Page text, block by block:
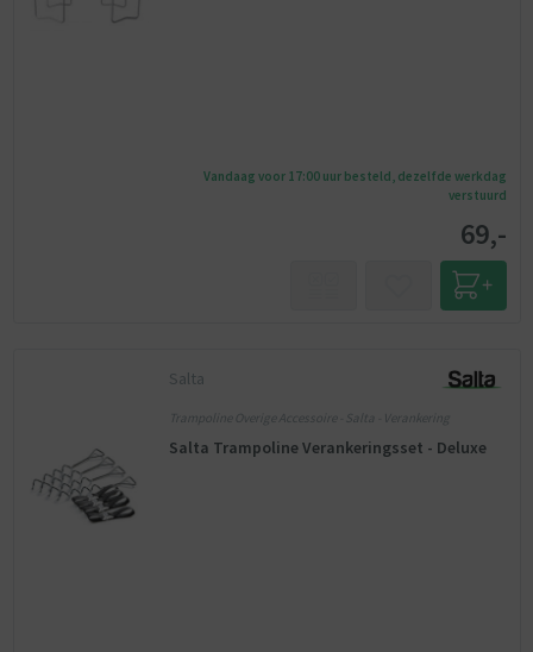
Vandaag voor 17:00 uur besteld, dezelfde werkdag
verstuurd
69,-
Salta
Trampoline Overige Accessoire - Salta - Verankering
Salta Trampoline Verankeringsset - Deluxe